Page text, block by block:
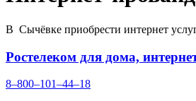
В Сычёвке приобрести интернет
Ростелеком для дома,
8‒800‒101‒44‒18